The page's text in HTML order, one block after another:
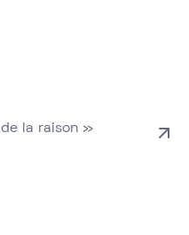
la raison »